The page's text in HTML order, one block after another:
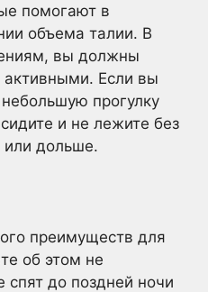
помогают в
объема талии. В
вы должны
активными. Если вы
прогулку
и не лежите без
или дольше.
преимуществ для
об этом не
спят до поздней ночи